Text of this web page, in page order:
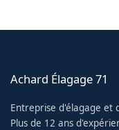
Achard Élagage 71
Entreprise d'élagage et
Plus de 12 ans